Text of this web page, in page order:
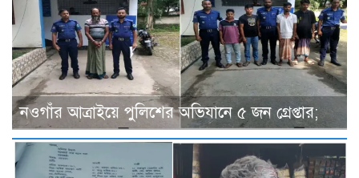
নওগাঁর আত্রাইয়ে পুলিশের অভিযানে ৫ জন গ্রেপ্তার;